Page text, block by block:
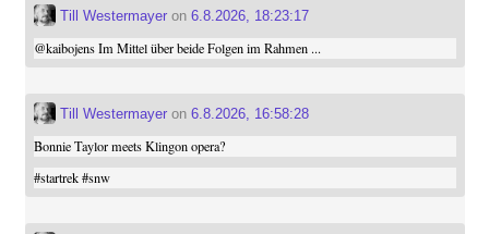
Till Westermayeron 6.8.2026, 18:23:17
@kaibojensIm Mittel über beide Folgen im Rahmen ...
Till Westermayeron 6.8.2026, 16:58:28
Bonnie Taylor meets Klingon opera?
#startrek #snw